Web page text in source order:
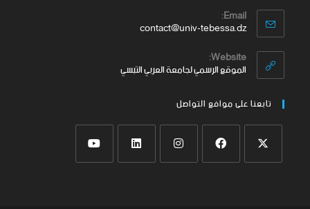
Email:
contact@univ-tebessa.dz
Website:
الموقع الرسمي لجامعة العربي التبسي
تابعنا على موافع التواصل